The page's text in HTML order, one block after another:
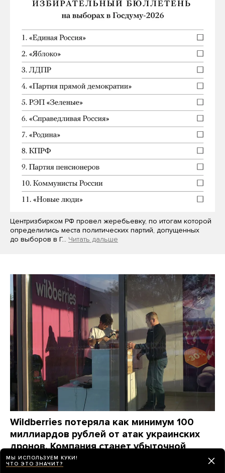
Центризбирком РФ провел жеребьевку, по итогам которой
определились места политических партий, допущенных
до выборов в Г… Читать дальше
Wildberries потеряла как минимум 100
миллиардов рублей от атак украинских
дронов. Компания станет убыточной
на годы, ей придется «переизобретать
себя заново», пишет The Bell
МЫ ИСПОЛЬЗУЕМ КУКИ!
ЧТО ЭТО ЗНАЧИТ?